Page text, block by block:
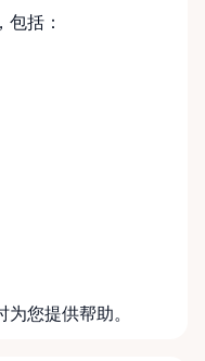
括：
您提供帮助。